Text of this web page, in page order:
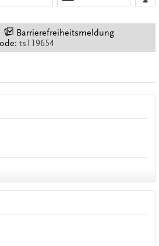
Barrierefreiheitsmeldung
ts119654